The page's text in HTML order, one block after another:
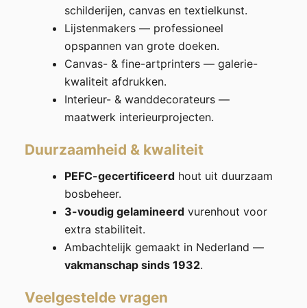
schilderijen, canvas en textielkunst.
Lijstenmakers — professioneel
opspannen van grote doeken.
Canvas- & fine-artprinters — galerie-
kwaliteit afdrukken.
Interieur- & wanddecorateurs —
maatwerk interieurprojecten.
Duurzaamheid & kwaliteit
PEFC-gecertificeerd hout uit duurzaam
bosbeheer.
3-voudig gelamineerd vurenhout voor
extra stabiliteit.
Ambachtelijk gemaakt in Nederland —
vakmanschap sinds 1932.
Veelgestelde vragen